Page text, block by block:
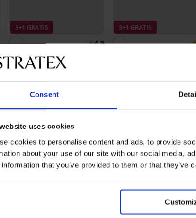
Consent
uses cookies
cookies to personalise content and ads, to provide
about your use of our site with our social media,
information that you’ve provided to them or that
3+1 GRATIS
4,9
Boxershort Sarah met kant
18,99 €
3+1 GRATIS
Ontdek